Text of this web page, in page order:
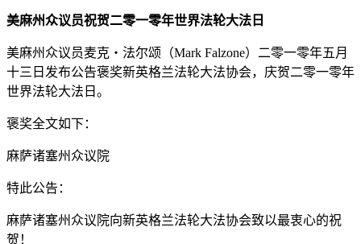
美麻州众议员祝贺二零一零年世界法轮大法日
美麻州众议员麦克‧法尔颂（Mark Falzone）二零一零年五月
十三日发布公告褒奖新英格兰法轮大法协会，庆贺二零一零年
世界法轮大法日。
褒奖全文如下：
麻萨诸塞州众议院
特此公告：
麻萨诸塞州众议院向新英格兰法轮大法协会致以最衷心的祝
贺！